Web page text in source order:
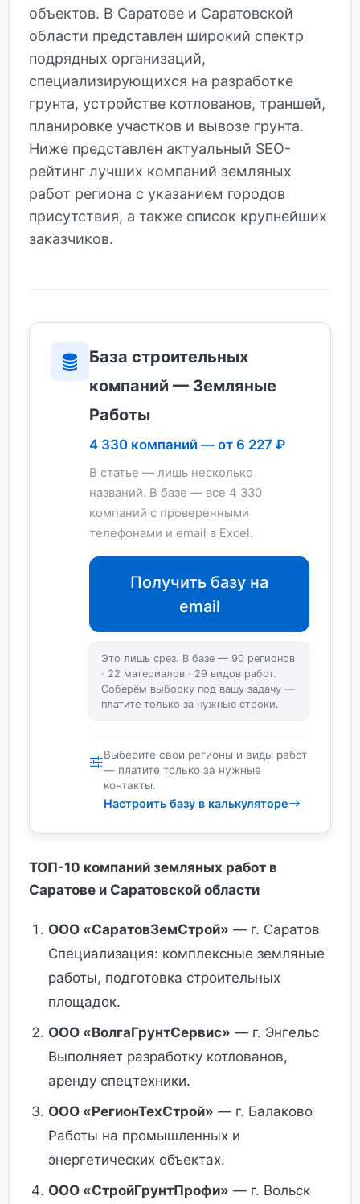
объектов. В Саратове и Саратовской
области представлен широкий спектр
подрядных организаций,
специализирующихся на разработке
грунта, устройстве котлованов, траншей,
планировке участков и вывозе грунта.
Ниже представлен актуальный SEO-
рейтинг лучших компаний земляных
работ региона с указанием городов
присутствия, а также список крупнейших
заказчиков.
База строительных
компаний — Земляные
Работы
4 330 компаний — от 6 227 ₽
В статье — лишь несколько
названий. В базе — все 4 330
компаний с проверенными
телефонами и email в Excel.
Получить базу на
email
Это лишь срез. В базе — 90 регионов
· 22 материалов · 29 видов работ.
Соберём выборку под вашу задачу —
платите только за нужные строки.
Выберите свои регионы и виды работ
— платите только за нужные
контакты.
Настроить базу в калькуляторе
ТОП-10 компаний земляных работ в
Саратове и Саратовской области
ООО «СаратовЗемСтрой» — г. Саратов
Специализация: комплексные земляные
работы, подготовка строительных
площадок.
ООО «ВолгаГрунтСервис» — г. Энгельс
Выполняет разработку котлованов,
аренду спецтехники.
ООО «РегионТехСтрой» — г. Балаково
Работы на промышленных и
энергетических объектах.
ООО «СтройГрунтПрофи» — г. Вольск